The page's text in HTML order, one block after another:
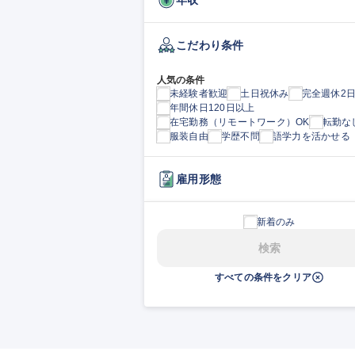
こだわり条件
人気の条件
未経験者歓迎
土日祝休み
完全週休2
年間休日120日以上
在宅勤務（リモートワーク）OK
転勤な
服装自由
学歴不問 語学力を活かせる
雇用形態
新着のみ
検索
すべての条件をクリア